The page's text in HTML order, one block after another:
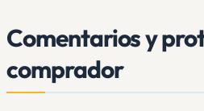
Comentarios y
comprador